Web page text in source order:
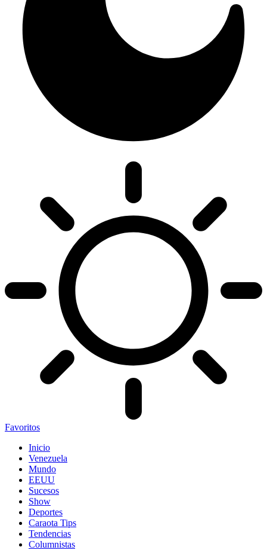
Favoritos
Inicio
Venezuela
Mundo
EEUU
Sucesos
Show
Deportes
Caraota Tips
Tendencias
Columnistas